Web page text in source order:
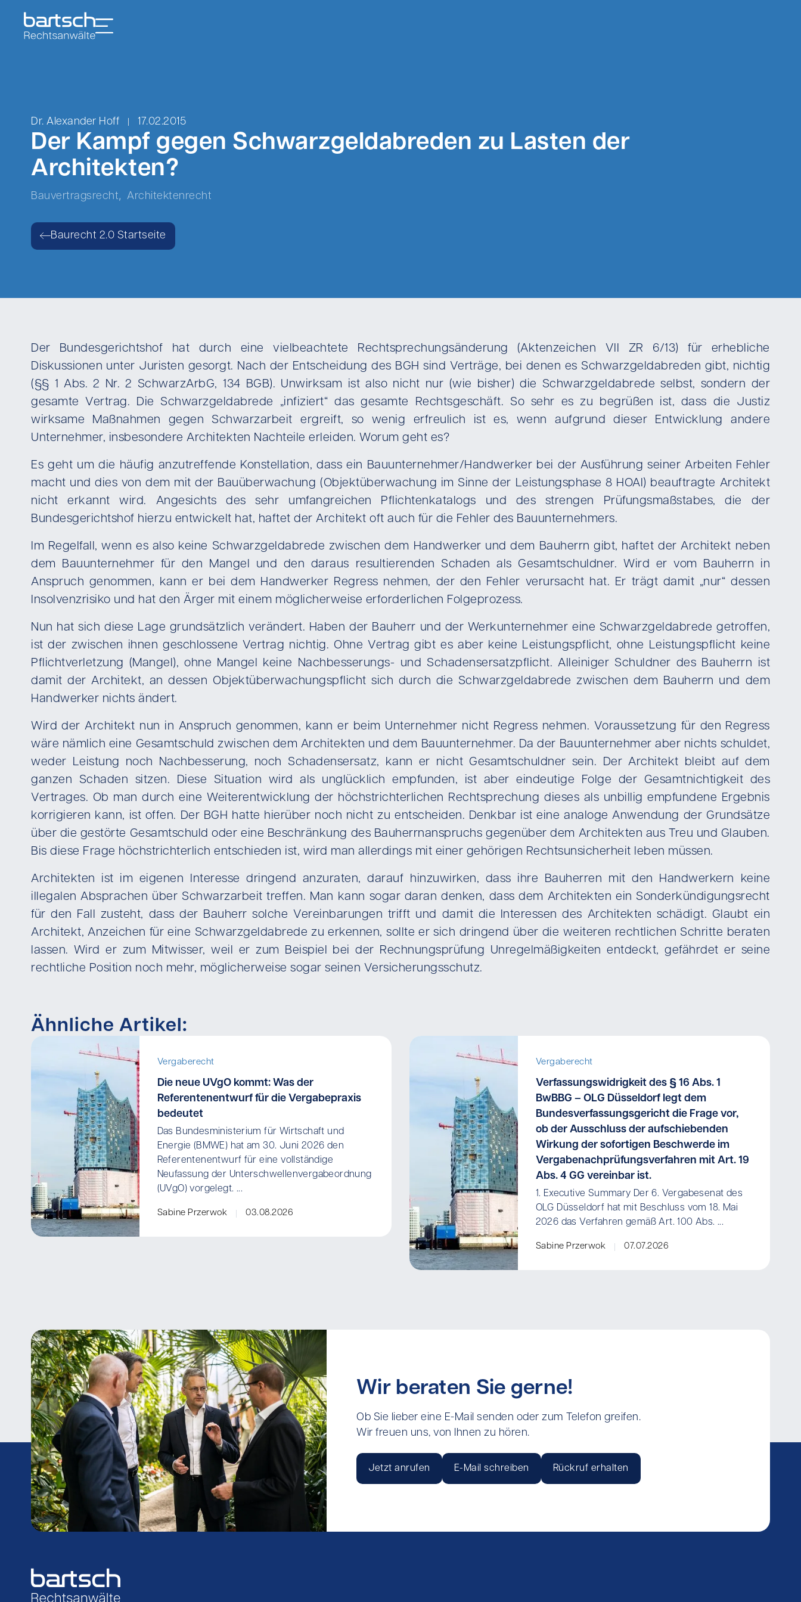
Dr. Alexander Hoff 17.02.2015
Der Kampf gegen Schwarzgeldabreden zu Lasten der
Architekten?
Bauvertragsrecht, Architektenrecht
Baurecht 2.0 Startseite
Der Bundesgerichtshof hat durch eine vielbeachtete Rechtsprechungsänderung (Aktenzeichen VII ZR 6/13) für erhebliche
Diskussionen unter Juristen gesorgt. Nach der Entscheidung des BGH sind Verträge, bei denen es Schwarzgeldabreden gibt, nichtig
(§§ 1 Abs. 2 Nr. 2 SchwarzArbG, 134 BGB). Unwirksam ist also nicht nur (wie bisher) die Schwarzgeldabrede selbst, sondern der
gesamte Vertrag. Die Schwarzgeldabrede „infiziert“ das gesamte Rechtsgeschäft. So sehr es zu begrüßen ist, dass die Justiz
wirksame Maßnahmen gegen Schwarzarbeit ergreift, so wenig erfreulich ist es, wenn aufgrund dieser Entwicklung andere
Unternehmer, insbesondere Architekten Nachteile erleiden. Worum geht es?
Es geht um die häufig anzutreffende Konstellation, dass ein Bauunternehmer/Handwerker bei der Ausführung seiner Arbeiten Fehler
macht und dies von dem mit der Bauüberwachung (Objektüberwachung im Sinne der Leistungsphase 8 HOAI) beauftragte Architekt
nicht erkannt wird. Angesichts des sehr umfangreichen Pflichtenkatalogs und des strengen Prüfungsmaßstabes, die der
Bundesgerichtshof hierzu entwickelt hat, haftet der Architekt oft auch für die Fehler des Bauunternehmers.
Im Regelfall, wenn es also keine Schwarzgeldabrede zwischen dem Handwerker und dem Bauherrn gibt, haftet der Architekt neben
dem Bauunternehmer für den Mangel und den daraus resultierenden Schaden als Gesamtschuldner. Wird er vom Bauherrn in
Anspruch genommen, kann er bei dem Handwerker Regress nehmen, der den Fehler verursacht hat. Er trägt damit „nur“ dessen
Insolvenzrisiko und hat den Ärger mit einem möglicherweise erforderlichen Folgeprozess.
Nun hat sich diese Lage grundsätzlich verändert. Haben der Bauherr und der Werkunternehmer eine Schwarzgeldabrede getroffen,
ist der zwischen ihnen geschlossene Vertrag nichtig. Ohne Vertrag gibt es aber keine Leistungspflicht, ohne Leistungspflicht keine
Pflichtverletzung (Mangel), ohne Mangel keine Nachbesserungs- und Schadensersatzpflicht. Alleiniger Schuldner des Bauherrn ist
damit der Architekt, an dessen Objektüberwachungspflicht sich durch die Schwarzgeldabrede zwischen dem Bauherrn und dem
Handwerker nichts ändert.
Wird der Architekt nun in Anspruch genommen, kann er beim Unternehmer nicht Regress nehmen. Voraussetzung für den Regress
wäre nämlich eine Gesamtschuld zwischen dem Architekten und dem Bauunternehmer. Da der Bauunternehmer aber nichts schuldet,
weder Leistung noch Nachbesserung, noch Schadensersatz, kann er nicht Gesamtschuldner sein. Der Architekt bleibt auf dem
ganzen Schaden sitzen. Diese Situation wird als unglücklich empfunden, ist aber eindeutige Folge der Gesamtnichtigkeit des
Vertrages. Ob man durch eine Weiterentwicklung der höchstrichterlichen Rechtsprechung dieses als unbillig empfundene Ergebnis
korrigieren kann, ist offen. Der BGH hatte hierüber noch nicht zu entscheiden. Denkbar ist eine analoge Anwendung der Grundsätze
über die gestörte Gesamtschuld oder eine Beschränkung des Bauherrnanspruchs gegenüber dem Architekten aus Treu und Glauben.
Bis diese Frage höchstrichterlich entschieden ist, wird man allerdings mit einer gehörigen Rechtsunsicherheit leben müssen.
Architekten ist im eigenen Interesse dringend anzuraten, darauf hinzuwirken, dass ihre Bauherren mit den Handwerkern keine
illegalen Absprachen über Schwarzarbeit treffen. Man kann sogar daran denken, dass dem Architekten ein Sonderkündigungsrecht
für den Fall zusteht, dass der Bauherr solche Vereinbarungen trifft und damit die Interessen des Architekten schädigt. Glaubt ein
Architekt, Anzeichen für eine Schwarzgeldabrede zu erkennen, sollte er sich dringend über die weiteren rechtlichen Schritte beraten
lassen. Wird er zum Mitwisser, weil er zum Beispiel bei der Rechnungsprüfung Unregelmäßigkeiten entdeckt, gefährdet er seine
rechtliche Position noch mehr, möglicherweise sogar seinen Versicherungsschutz.
Ähnliche Artikel:
Vergaberecht
Die neue UVgO kommt: Was der
Referentenentwurf für die Vergabepraxis
bedeutet
Das Bundesministerium für Wirtschaft und
Energie (BMWE) hat am 30. Juni 2026 den
Referentenentwurf für eine vollständige
Neufassung der Unterschwellenvergabeordnung
(UVgO) vorgelegt. ...
Sabine Przerwok 03.08.2026
Vergaberecht
Verfassungswidrigkeit des § 16 Abs. 1
BwBBG – OLG Düsseldorf legt dem
Bundesverfassungsgericht die Frage vor,
ob der Ausschluss der aufschiebenden
Wirkung der sofortigen Beschwerde im
Vergabenachprüfungsverfahren mit Art. 19
Abs. 4 GG vereinbar ist.
1. Executive Summary Der 6. Vergabesenat des
OLG Düsseldorf hat mit Beschluss vom 18. Mai
2026 das Verfahren gemäß Art. 100 Abs. ...
Sabine Przerwok 07.07.2026
Wir beraten Sie gerne!
Ob Sie lieber eine E-Mail senden oder zum Telefon greifen.
Wir freuen uns, von Ihnen zu hören.
Jetzt anrufen E-Mail schreiben Rückruf erhalten